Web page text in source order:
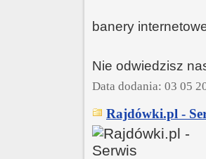
banery
Nie odwiedzisz
Data dodania: 03 05
Rajdówki.pl -